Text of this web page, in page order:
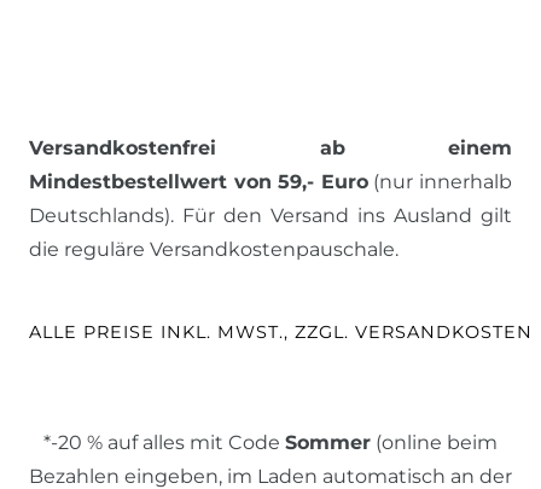
Versandkostenfrei ab einem
Mindestbestellwert von 59,- Euro(nur innerhalb
Deutschlands). Für den Versand ins Ausland gilt
die reguläre Versandkostenpauschale.
ALLE PREISE INKL. MWST., ZZGL. VERSANDKOSTEN
*-20 % auf alles mit Code Sommer (online beim
Bezahlen eingeben, im Laden automatisch an der